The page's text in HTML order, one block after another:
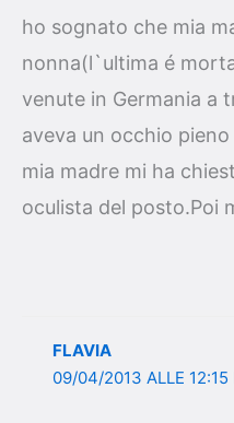
ho sognato che mia
nonna(l`ultima é
venute in Germania a
aveva un occhio
mia madre mi ha
oculista del posto.Poi
FLAVIA
09/04/2013 ALLE 12:15